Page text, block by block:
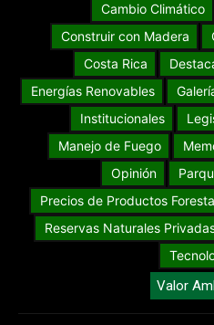
Cambio Climático
Construir con Madera
Costa Rica
Energías Renovables
Institucionales
Manejo de Fuego
Opinión
Precios de Productos
Reservas Naturales
Valor